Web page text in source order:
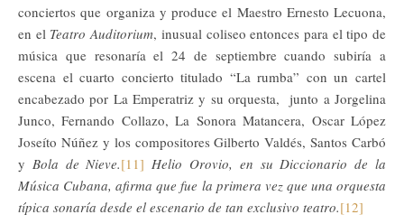
conciertos que organiza y produce el Maestro Ernesto Lecuona,
en el Teatro Auditorium, inusual coliseo entonces para el tipo de
música que resonaría el 24 de septiembre cuando subiría a
escena el cuarto concierto titulado “La rumba” con un cartel
encabezado por La Emperatriz y su orquesta, junto a Jorgelina
Junco, Fernando Collazo, La Sonora Matancera, Oscar López
Joseíto Núñez y los compositores Gilberto Valdés, Santos Carbó
y Bola de Nieve.[11] Helio Orovio, en su Diccionario de la
Música Cubana, afirma que fue la primera vez que una orquesta
típica sonaría desde el escenario de tan exclusivo teatro.[12]